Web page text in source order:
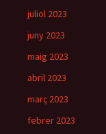
juliol 2023
juny 2023
maig 2023
abril 2023
març 2023
febrer 2023